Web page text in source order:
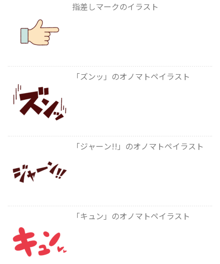
指差しマークのイラスト
「ズンッ」のオノマトペイラスト
「ジャーン!!」のオノマトペイラスト
「キュン」のオノマトペイラスト